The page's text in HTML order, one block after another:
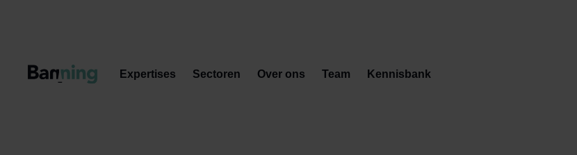
Expertises Sectoren Over ons Team Kennisbank